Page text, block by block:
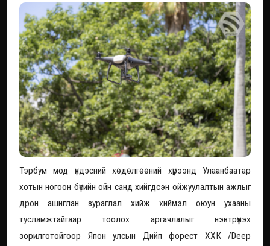
Тэрбум мод үндэсний хөдөлгөөний хүрээнд Улаанбаатар
хотын ногоон бүсийн ойн санд хийгдсэн ойжуулалтын ажлыг
дрон ашиглан зураглал хийж хиймэл оюун ухааны
тусламжтайгаар тоолох аргачлалыг нэвтрүүлэх
зорилготойгоор Япон улсын Дийп форест ХХК /Deep